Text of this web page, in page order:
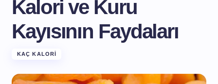
Kalori ve Kuru
Kayısının Faydaları
KAÇ KALORI